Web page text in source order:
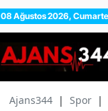
08 Ağustos 2026,
Ajans344 | Spor |